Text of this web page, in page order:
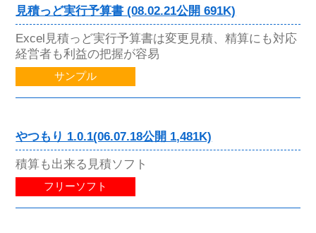
見積っど実行予算書 (08.02.21公開 691K)
Excel見積っど実行予算書は変更見積、精算にも対応
経営者も利益の把握が容易
サンプル
やつもり 1.0.1(06.07.18公開 1,481K)
積算も出来る見積ソフト
フリーソフト